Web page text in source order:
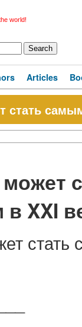
world!
Articles
XXI
стать